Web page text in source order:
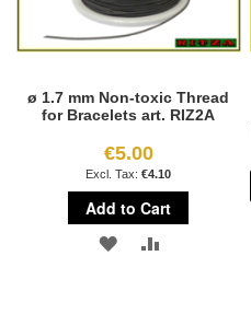
ø 1.7 mm Non-toxic Thread
for Bracelets art. RIZ2A
€5.00
€4.10
Add to Cart
ADD ADD